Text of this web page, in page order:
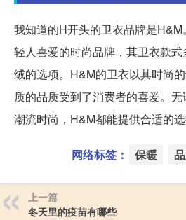
我知道的H开头的卫衣品牌是
轻人喜爱的时尚品牌，其卫衣款
绒的选项。H&M的卫衣以其时尚
质的品质受到了消费者的喜爱。
潮流时尚，H&M都能提供合适的选
网络标签： 保暖
上一篇
冬天里的疫苗有哪些